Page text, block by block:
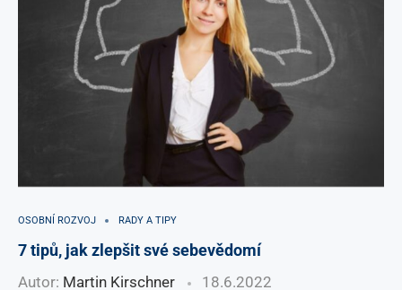
OSOBNÍ ROZVOJ RADY A TIPY
7 tipů, jak zlepšit své sebevědomí
Autor: Martin Kirschner 18.6.2022